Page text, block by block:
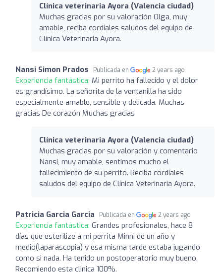
Clínica veterinaria Ayora (Valencia ciudad)
Muchas gracias por su valoración Olga, muy
amable, reciba cordiales saludos del equipo de
Clínica Veterinaria Ayora.
Nansi Simon Prados Publicada en 2 years ago
Experiencia fantástica: Mi perrito ha fallecido y el dolor
es grandísimo. La señorita de la ventanilla ha sido
especialmente amable, sensible y delicada. Muchas
gracias De corazón Muchas gracias
Clínica veterinaria Ayora (Valencia ciudad)
Muchas gracias por su valoración y comentario
Nansi, muy amable, sentimos mucho el
fallecimiento de su perrito. Reciba cordiales
saludos del equipo de Clínica Veterinaria Ayora.
Patricia Garcia Garcia Publicada en 2 years ago
Experiencia fantástica: Grandes profesionales, hace 8
días que esterilize a mi perrita Minni de un año y
medio(laparascopia) y esa misma tarde estaba jugando
como si nada. Ha tenido un postoperatorio muy bueno.
Recomiendo esta clinica 100%.